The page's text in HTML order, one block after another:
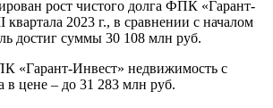
рост чистого долга ФПК «Гарант-
2023 г., в сравнении с началом
достиг суммы 30 108 млн руб.
«Гарант-Инвест» недвижимость с
в цене – до 31 283 млн руб.